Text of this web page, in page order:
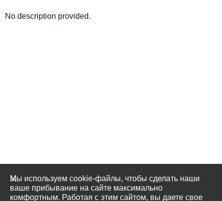
No description provided.
Мы используем cookie-файлы, чтобы сделать наши
ваше прибывание на сайте максимально
комфортным. Работая с этим сайтом, вы даете свое